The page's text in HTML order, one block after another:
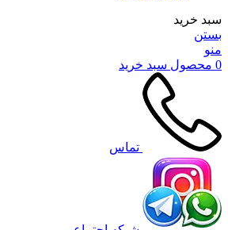
سبد خرید
بستن
منو
0 محصول سبد خرید
تماس